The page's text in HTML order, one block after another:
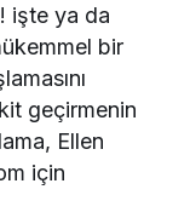
işte ya da
bir
geçirmenin
Ellen
için